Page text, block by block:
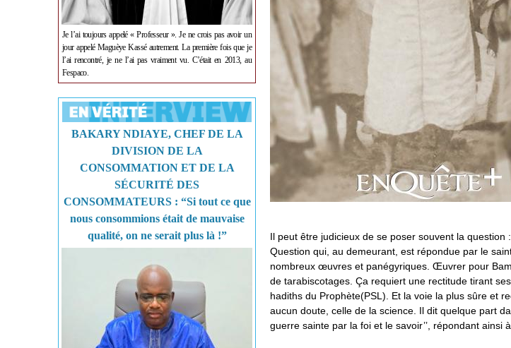
Je l’ai toujours appelé « Professeur ». Je ne crois pas avoir un
jour appelé Maguèye Kassé autrement. La première fois que je
l’ai rencontré, je ne l’ai pas vraiment vu. C’était en 2013, au
Fespaco.
BAKARY NDIAYE, CHEF DE LA
DIVISION DE LA
CONSOMMATION ET DE LA
SÉCURITÉ DES
CONSOMMATEURS : “Si tout ce que
nous consommions était de mauvaise
qualité, on ne serait plus là !”
Il peut être judicieux de se poser souvent la
Question qui, au demeurant, est répondue par le
nombreux œuvres et panégyriques. Œuvrer pour
de tarabiscotages. Ça requiert une rectitude tirant
hadiths du Prophète(PSL). Et la voie la plus sûre et
aucun doute, celle de la science. Il dit quelque part
guerre sainte par la foi et le savoir’’, répondant ainsi